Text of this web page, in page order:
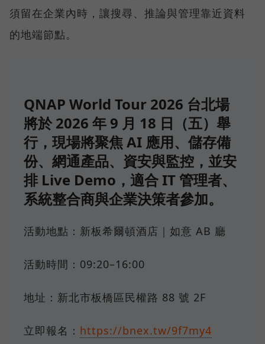
須留在企業內時，讓搜尋、推論與管理靠近資料
的地端節點。
QNAP World Tour 2026 台北場
將於 2026 年 9 月 18 日（五）舉
行，現場將聚焦 AI 應用、儲存備
份、網通產品、資安與監控，並安
排 Live Demo，適合 IT 管理者、
系統整合商與企業決策者參加。
活動地點：新板希爾頓酒店｜如意 AB 廳
活動時間：09:20–16:00
地址：新北市板橋區民權路 88 號 2F
立即報名： https://bnex.tw/9f7my4